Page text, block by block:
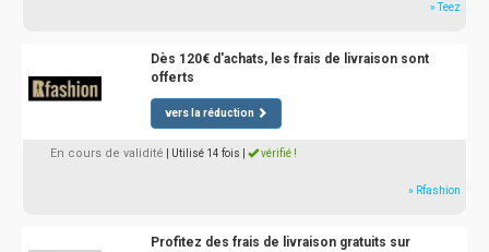
» Teez
Dès 120€ d'achats, les frais de livraison sont
offerts
vers la réduction
En cours de validité | Utilisé 14 fois vérifié !
» Rfashion
Profitez des frais de livraison gratuits sur